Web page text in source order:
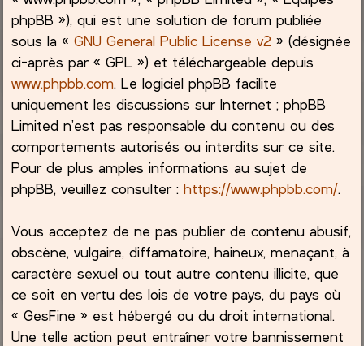
phpBB »), qui est une solution de forum publiée
sous la «GNU General Public License v2 » (désignée
ci-après par « GPL ») et téléchargeable depuis
www.phpbb.com. Le logiciel phpBB facilite
uniquement les discussions sur Internet ; phpBB
Limited n’est pas responsable du contenu ou des
comportements autorisés ou interdits sur ce site.
Pour de plus amples informations au sujet de
phpBB, veuillez consulter :https://www.phpbb.com/.
Vous acceptez de ne pas publier de contenu abusif,
obscène, vulgaire, diffamatoire, haineux, menaçant, à
caractère sexuel ou tout autre contenu illicite, que
ce soit en vertu des lois de votre pays, du pays où
« GesFine » est hébergé ou du droit international.
Une telle action peut entraîner votre bannissement